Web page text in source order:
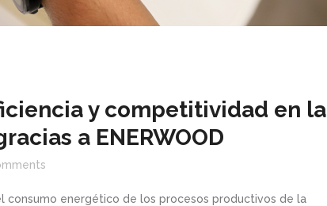
y competitividad en la
a ENERWOOD
consumo energético de los procesos productivos de la